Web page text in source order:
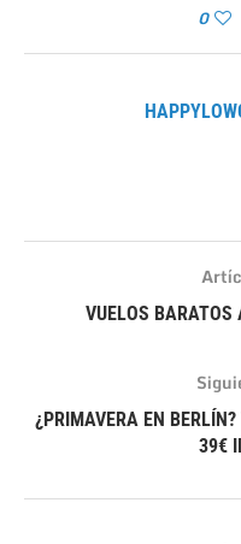
0
VUELOS
¿PRIMAVERA EN
39€